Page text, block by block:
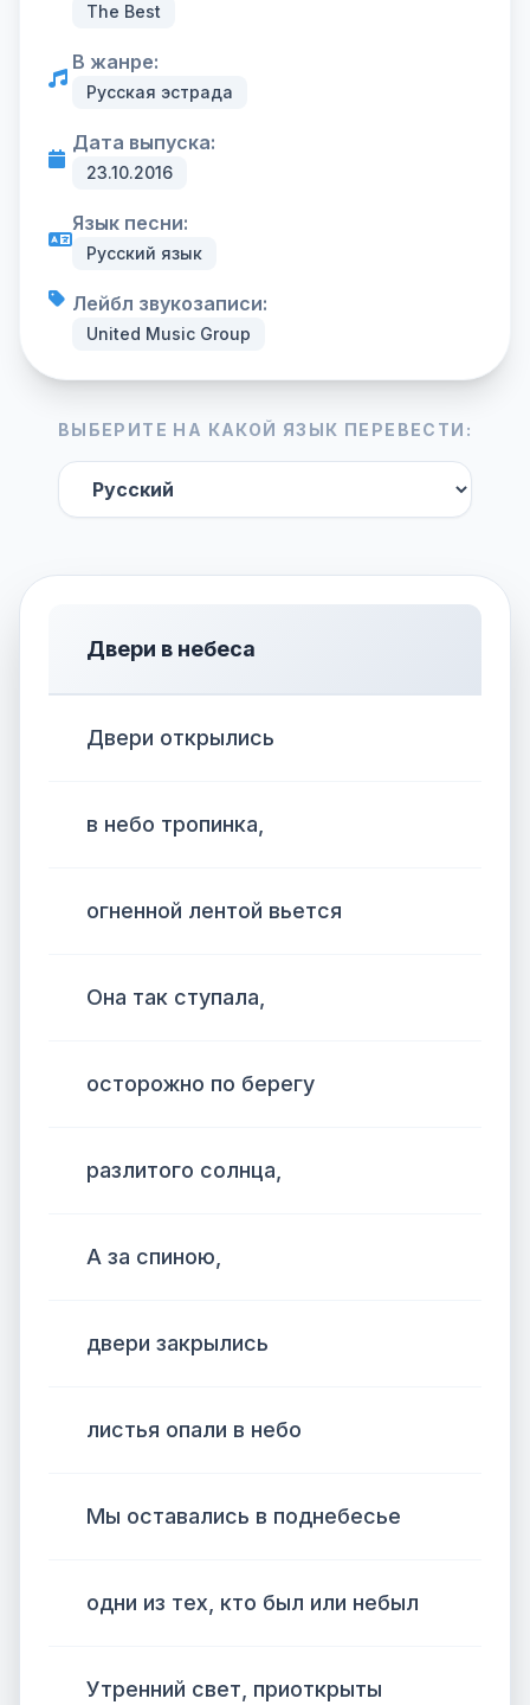
The Best
В жанре:
Русская эстрада
Дата выпуска:
23.10.2016
Язык песни:
Русский язык
Лейбл звукозаписи:
United Music Group
ВЫБЕРИТЕ НА КАКОЙ ЯЗЫК ПЕРЕВЕСТИ:
Двери в небеса
Двери открылись
в небо тропинка,
огненной лентой вьется
Она так ступала,
осторожно по берегу
разлитого солнца,
А за спиною,
двери закрылись
листья опали в небо
Мы оставались в поднебесье
одни из тех, кто был или небыл
Утренний свет, приоткрыты